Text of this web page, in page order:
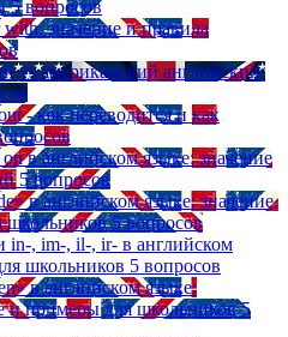
5 вопросов
значение и правила
vs американский английский:
- как переводится и как
в английском языке: значение
5 вопросов
в английском языке: значение,
школьников 5 вопросов
in-, im-, il-, ir- в английском
школьников 5 вопросов
в английском языке:
и примеры для школьников 5